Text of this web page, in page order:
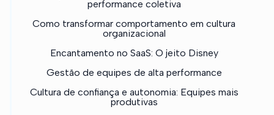
performance coletiva
Como transformar comportamento em cultura
organizacional
Encantamento no SaaS: O jeito Disney
Gestão de equipes de alta performance
Cultura de confiança e autonomia: Equipes mais
produtivas